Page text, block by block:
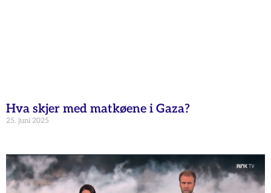
Hva skjer med matkøene i Gaza?
25. juni 2025